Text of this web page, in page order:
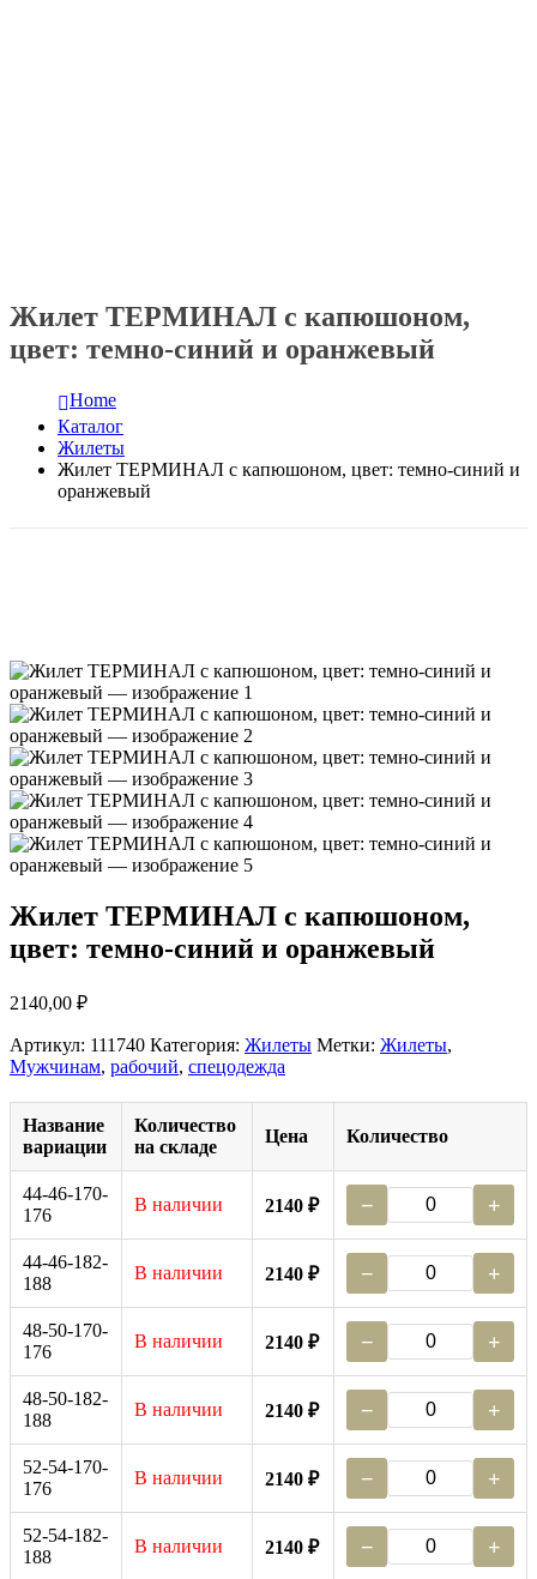
Жилет ТЕРМИНАЛ с капюшоном,
цвет: темно-синий и оранжевый
Home
Каталог
Жилеты
Жилет ТЕРМИНАЛ с капюшоном, цвет: темно-синий и
оранжевый
Жилет ТЕРМИНАЛ с капюшоном,
цвет: темно-синий и оранжевый
2140,00 ₽
Артикул: 111740 Категория: Жилеты Метки: Жилеты,
Мужчинам, рабочий, спецодежда
Название
вариации
Количество
на складе
Цена Количество
44-46-170-
176
В наличии 2140 ₽ − +
44-46-182-
188
В наличии 2140 ₽ − +
48-50-170-
176
В наличии 2140 ₽ − +
48-50-182-
188
В наличии 2140 ₽ − +
52-54-170-
176
В наличии 2140 ₽ − +
52-54-182-
188
В наличии 2140 ₽ − +